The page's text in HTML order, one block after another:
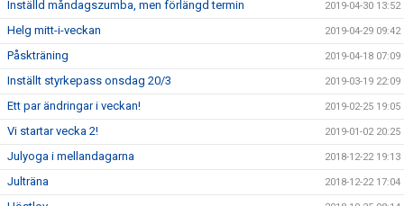
Inställd måndagszumba, men förlängd termin 2019-04-30 13:52
Helg mitt-i-veckan 2019-04-29 09:42
Påskträning 2019-04-18 07:09
Inställt styrkepass onsdag 20/3 2019-03-19 22:09
Ett par ändringar i veckan! 2019-02-25 19:05
Vi startar vecka 2! 2019-01-02 20:25
Julyoga i mellandagarna 2018-12-22 19:13
Julträna 2018-12-22 17:04